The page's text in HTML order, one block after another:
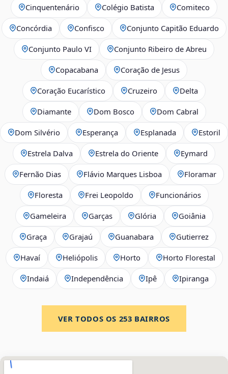
Cinquentenário Colégio Batista Comiteco
Concórdia Confisco Conjunto Capitão Eduardo
Conjunto Paulo VI Conjunto Ribeiro de Abreu
Copacabana Coração de Jesus
Coração Eucarístico Cruzeiro Delta
Diamante Dom Bosco Dom Cabral
Dom Silvério Esperança Esplanada Estoril
Estrela Dalva Estrela do Oriente Eymard
Fernão Dias Flávio Marques Lisboa Floramar
Floresta Frei Leopoldo Funcionários
Gameleira Garças Glória Goiânia
Graça Grajaú Guanabara Gutierrez
Havaí Heliópolis Horto Horto Florestal
Indaiá Independência Ipê Ipiranga
VER TODOS OS 253 BAIRROS